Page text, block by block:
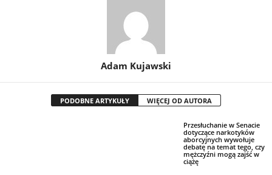
Adam Kujawski
PODOBNE ARTYKUŁY WIĘCEJ OD AUTORA
Przesłuchanie w Senacie
dotyczące narkotyków
aborcyjnych wywołuje
debatę na temat tego, czy
mężczyźni mogą zajść w
ciążę